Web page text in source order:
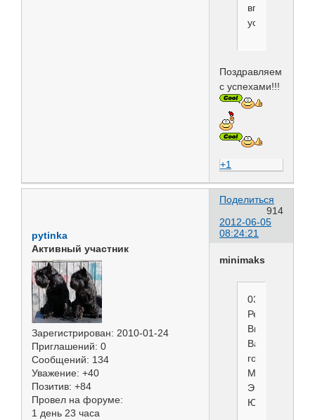
вполне
успешно
Поздравляем
с успехами!!!
+1
Поделиться
914
2012-06-05
08:24:21
pytinka
Активный участник
Зарегистрирован: 2010-01-24
Приглашений: 0
Сообщений: 134
Уважение: +40
Позитив: +84
Провел на форуме:
1 день 23 часа
minimaks
03.06.2012
Региональная
Выставка
Ваенга
город
Мурманск
Эксперты